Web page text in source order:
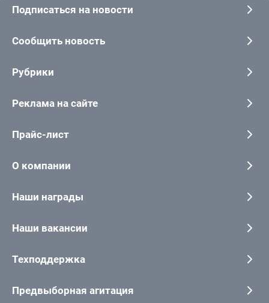
Подписаться на новости
Сообщить новость
Рубрики
Реклама на сайте
Прайс-лист
О компании
Наши награды
Наши вакансии
Техподдержка
Предвыборная агитация